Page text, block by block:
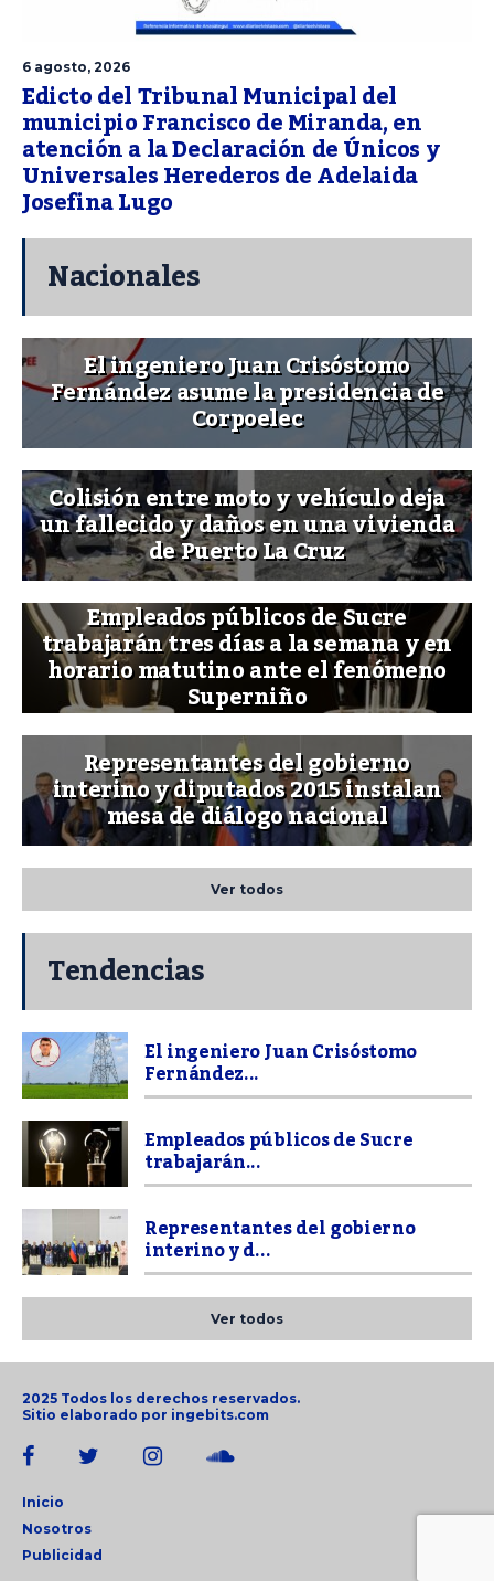
6 agosto, 2026
Edicto del Tribunal Municipal del
municipio Francisco de Miranda, en
atención a la Declaración de Únicos y
Universales Herederos de Adelaida
Josefina Lugo
Nacionales
El ingeniero Juan Crisóstomo
Fernández asume la presidencia de
Corpoelec
Colisión entre moto y vehículo deja
un fallecido y daños en una vivienda
de Puerto La Cruz
Empleados públicos de Sucre
trabajarán tres días a la semana y en
horario matutino ante el fenómeno
Superniño
Representantes del gobierno
interino y diputados 2015 instalan
mesa de diálogo nacional
Ver todos
Tendencias
El ingeniero Juan Crisóstomo
Fernández...
Empleados públicos de Sucre
trabajarán...
Representantes del gobierno
interino y d...
Ver todos
2025 Todos los derechos reservados.
Sitio elaborado por ingebits.com
Inicio
Nosotros
Publicidad